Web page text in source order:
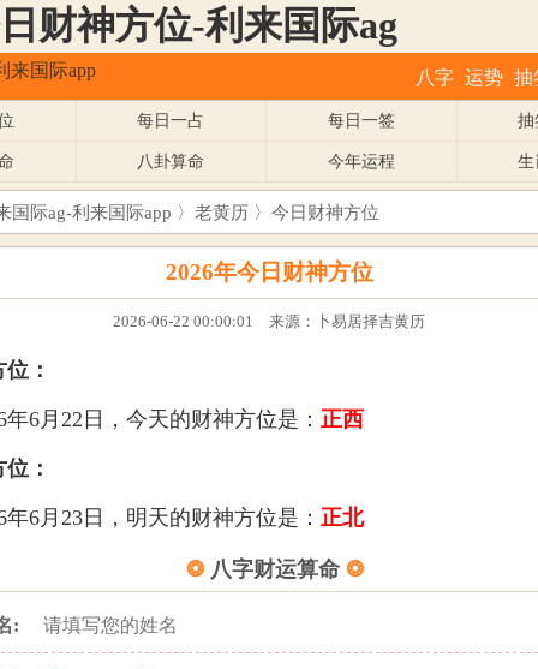
财神方位-利来国际ag
来国际app 八字 运势 抽
每日一占 每日一签 抽
八卦算命 今年运程 生
国际ag-利来国际app 〉 老黄历 〉今日财神方位
2026年今日财神方位
2026-06-22 00:00:01 来源：卜易居择吉黄历
：
年6月22日，今天的财神方位是： 正西
：
年6月23日，明天的财神方位是： 正北
❂ 八字财运算命 ❂
: